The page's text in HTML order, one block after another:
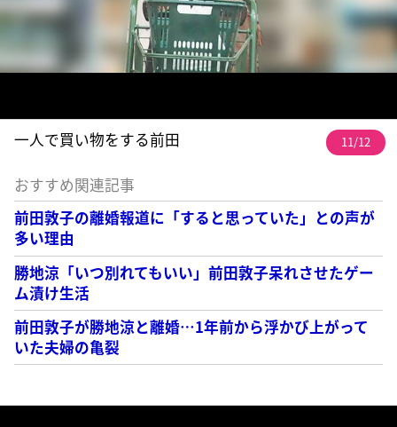
一人で買い物をする前田 11/12
おすすめ関連記事
前田敦子の離婚報道に「すると思っていた」との声が
多い理由
勝地涼「いつ別れてもいい」前田敦子呆れさせたゲー
ム漬け生活
前田敦子が勝地涼と離婚…1年前から浮かび上がって
いた夫婦の亀裂